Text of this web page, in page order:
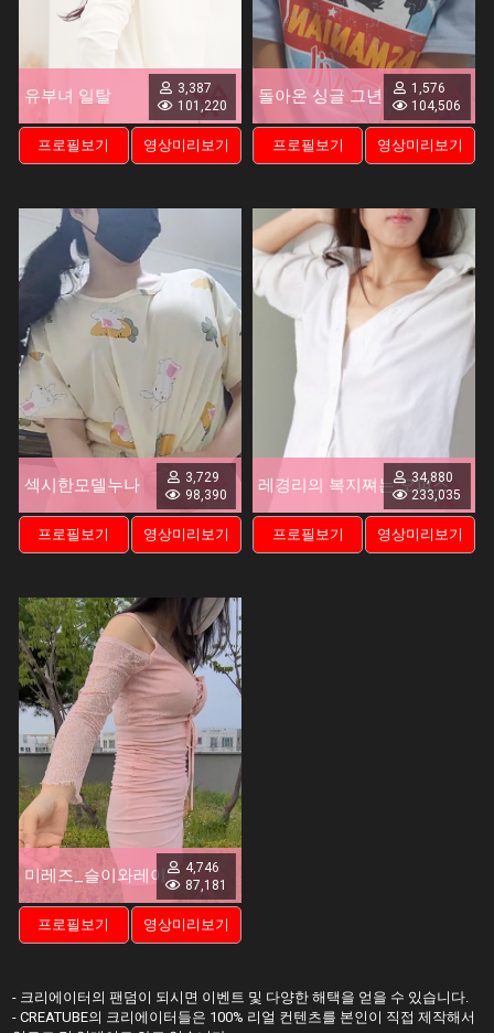
유부녀 일탈
3,387
101,220
프로필보기 영상미리보기
돌아온 싱글 그년
1,576
104,506
프로필보기 영상미리보기
섹시한모델누나
3,729
98,390
프로필보기 영상미리보기
레경리의 복지쪄는 오피스
34,880
233,035
프로필보기 영상미리보기
미레즈_슬이와레이
4,746
87,181
프로필보기 영상미리보기
- 크리에이터의 팬덤이 되시면 이벤트 및 다양한 해택을 얻을 수 있습니다.
- CREATUBE의 크리에이터들은 100% 리얼 컨텐츠를 본인이 직접 제작해서